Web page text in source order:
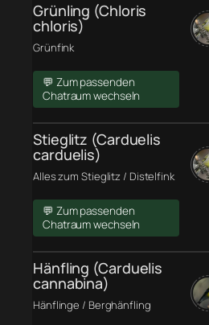
Grünling (Chloris
chloris)
Grünfink
💬 Zum passenden
Chatraum wechseln
Stieglitz (Carduelis
carduelis)
Alles zum Stieglitz / Distelfink
💬 Zum passenden
Chatraum wechseln
Hänfling (Carduelis
cannabina)
Hänflinge / Berghänfling